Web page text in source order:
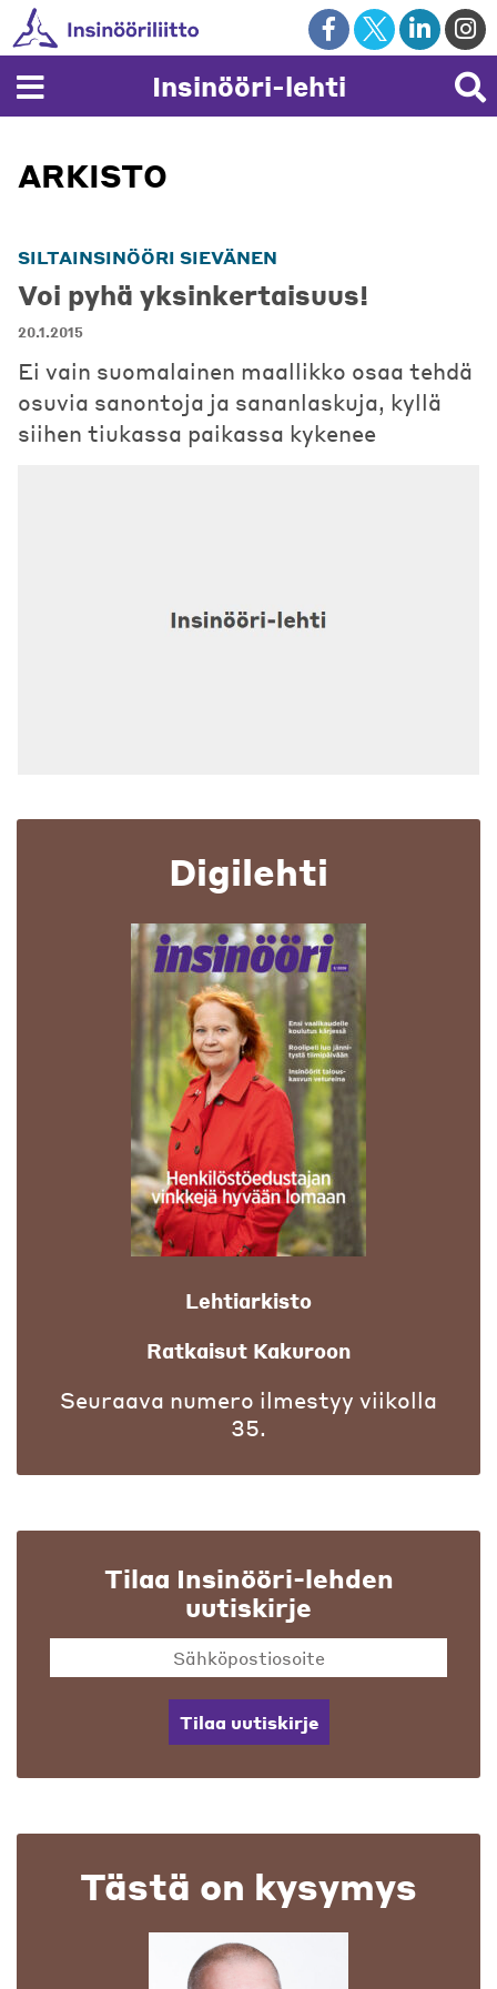
Skip
to
content
Insinööri-lehti
ARKISTO
SILTAINSINÖÖRI SIEVÄNEN
Voi pyhä yksinkertaisuus!
20.1.2015
Ei vain suomalainen maallikko osaa tehdä
osuvia sanontoja ja sananlaskuja, kyllä
siihen tiukassa paikassa kykenee
Digilehti
Lehtiarkisto
Ratkaisut Kakuroon
Seuraava numero ilmestyy viikolla
35.
Tilaa Insinööri-lehden
uutiskirje
Tilaa uutiskirje
Tästä on kysymys